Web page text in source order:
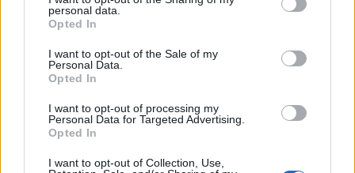
personal data.
Opted In
I want to opt-out of the Sale of my
Personal Data.
Opted In
I want to opt-out of processing my
Personal Data for Targeted Advertising.
Opted In
I want to opt-out of Collection, Use,
Selezioniamo per te
Il meglio di